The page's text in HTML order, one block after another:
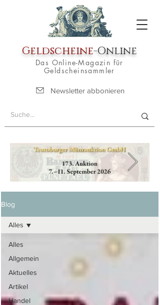
Geldscheine-Online
Das Online-Magazin für
Geldscheinsammler
Newsletter abbonieren
Blog
Alles
Allgemein
Aktuelles
Artikel
Handel
Alles